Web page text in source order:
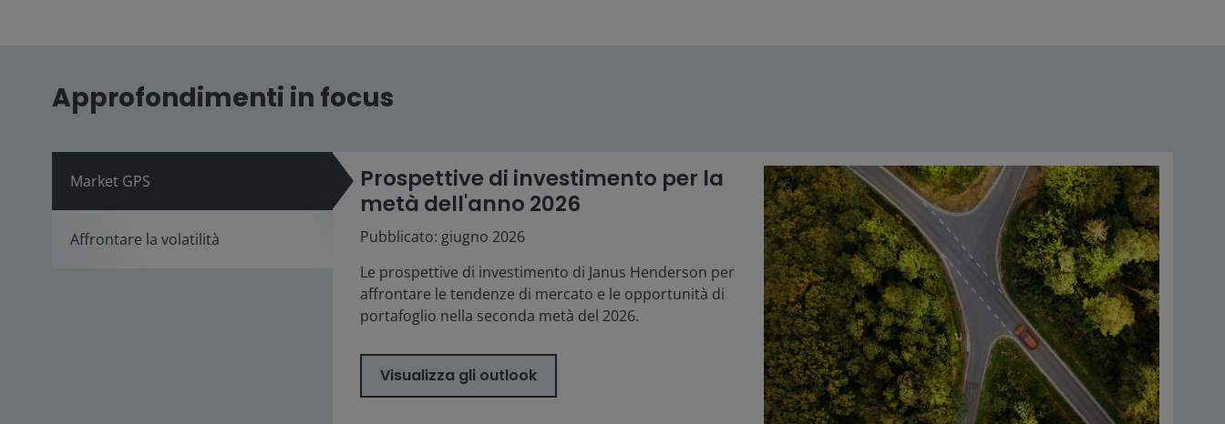
Approfondimenti in focus
Market GPS
Affrontare la volatilità
Prospettive di investimento per la
metà dell'anno 2026
Pubblicato: giugno 2026
Le prospettive di investimento di Janus Henderson per
affrontare le tendenze di mercato e le opportunità di
portafoglio nella seconda metà del 2026.
Visualizza gli outlook